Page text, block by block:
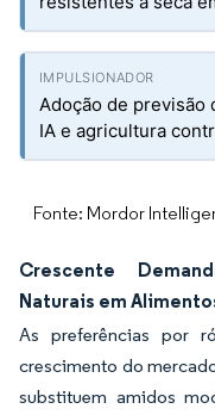
Adoção de previsão
IA e agricultura
Fonte: Mordor
Crescente
Naturais em
As preferências por
crescimento do
substituem amidos